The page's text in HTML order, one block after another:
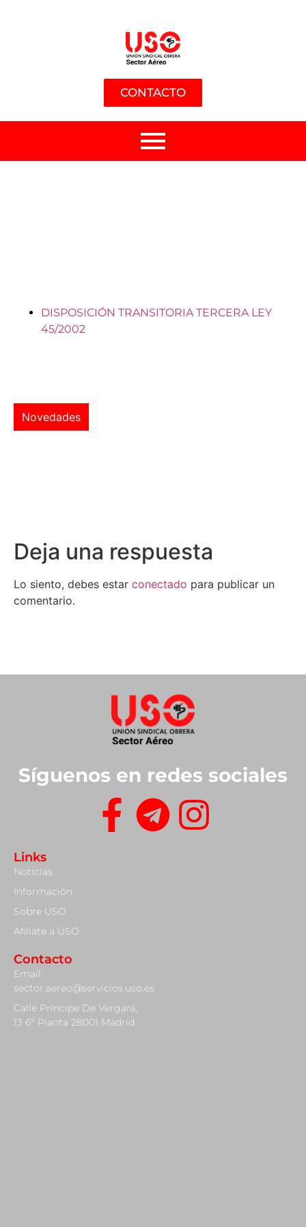
CONTACTO
DISPOSICIÓN TRANSITORIA TERCERA LEY
45/2002
Novedades
Deja una respuesta
Lo siento, debes estar conectado para publicar un
comentario.
Síguenos en redes sociales
Links
Noticias
Información
Sobre USO
Afiliate a USO
Contacto
Email:
sector.aereo@servicios.uso.es
Calle Príncipe De Vergara,
13 6º Planta 28001 Madrid